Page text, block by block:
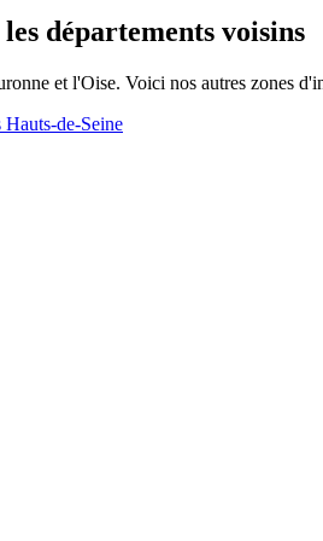
départements voisins
et l'Oise. Voici nos autres zones
Hauts-de-Seine